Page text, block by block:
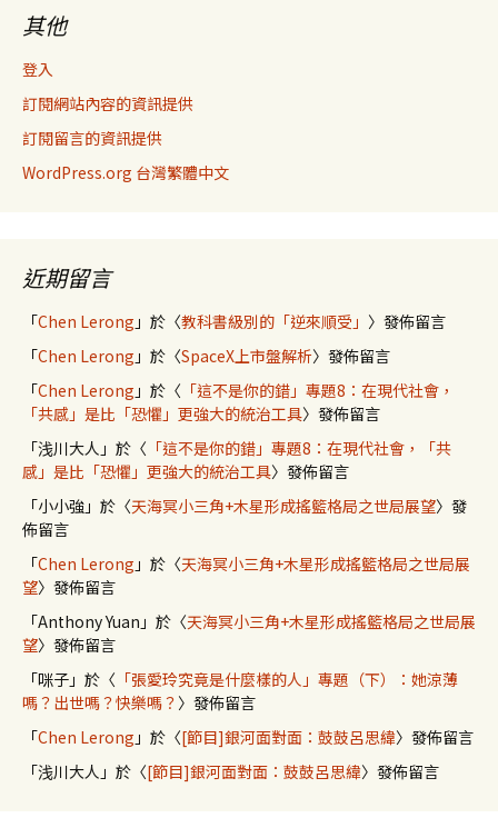
其他
登入
訂閱網站內容的資訊提供
訂閱留言的資訊提供
WordPress.org 台灣繁體中文
近期留言
「Chen Lerong 」於〈教科書級別的「逆來順受」 〉發佈留言
「Chen Lerong 」於〈SpaceX上市盤解析〉發佈留言
「Chen Lerong 」於〈 「這不是你的錯」專題8：在現代社會，
「共感」是比「恐懼」更強大的統治工具〉發佈留言
「浅川大人 」於〈 「這不是你的錯」專題8：在現代社會，「共
感」是比「恐懼」更強大的統治工具〉發佈留言
「小小強 」於〈天海冥小三角+木星形成搖籃格局之世局展望〉發
佈留言
「Chen Lerong 」於〈天海冥小三角+木星形成搖籃格局之世局展
望〉發佈留言
「Anthony Yuan 」於〈天海冥小三角+木星形成搖籃格局之世局展
望〉發佈留言
「咪子 」於〈 「張愛玲究竟是什麼樣的人」專題（下）：她涼薄
嗎？出世嗎？快樂嗎？ 〉發佈留言
「Chen Lerong 」於〈[節目]銀河面對面：鼓鼓呂思緯〉發佈留言
「浅川大人 」於〈[節目]銀河面對面：鼓鼓呂思緯〉發佈留言